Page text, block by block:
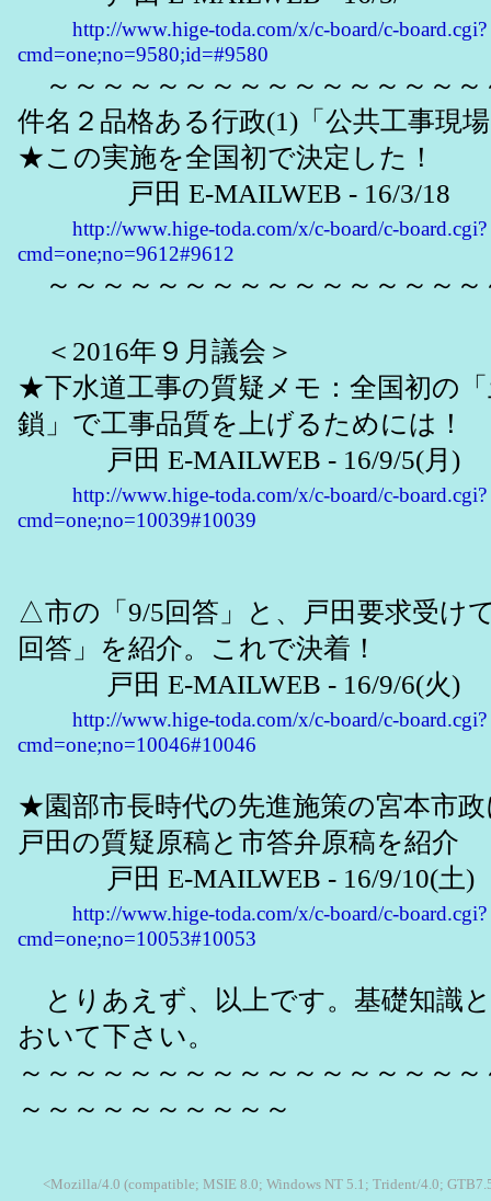
http://www.hige-toda.com/x/c-board/c-board.cgi?
cmd=one;no=9580;id=#9580
～～～～～～～～～～～～～～～～
件名２品格ある行政(1)「公共工事現
★この実施を全国初で決定した！
戸田 E-MAILWEB - 16/3/18
http://www.hige-toda.com/x/c-board/c-board.cgi?
cmd=one;no=9612#9612
～～～～～～～～～～～～～～～～
＜2016年９月議会＞
★下水道工事の質疑メモ：全国初の
鎖」で工事品質を上げるためには！
戸田 E-MAILWEB - 16/9/5(月)
http://www.hige-toda.com/x/c-board/c-board.cgi?
cmd=one;no=10039#10039
△市の「9/5回答」と、戸田要求受け
回答」を紹介。これで決着！
戸田 E-MAILWEB - 16/9/6(火)
http://www.hige-toda.com/x/c-board/c-board.cgi?
cmd=one;no=10046#10046
★園部市長時代の先進施策の宮本市
戸田の質疑原稿と市答弁原稿を紹介
戸田 E-MAILWEB - 16/9/10(土)
http://www.hige-toda.com/x/c-board/c-board.cgi?
cmd=one;no=10053#10053
とりあえず、以上です。基礎知識
おいて下さい。
～～～～～～～～～～～～～～～～
～～～～～～～～～～
<Mozilla/4.0 (compatible; MSIE 8.0; Windows NT 5.1; Trident/4.0;